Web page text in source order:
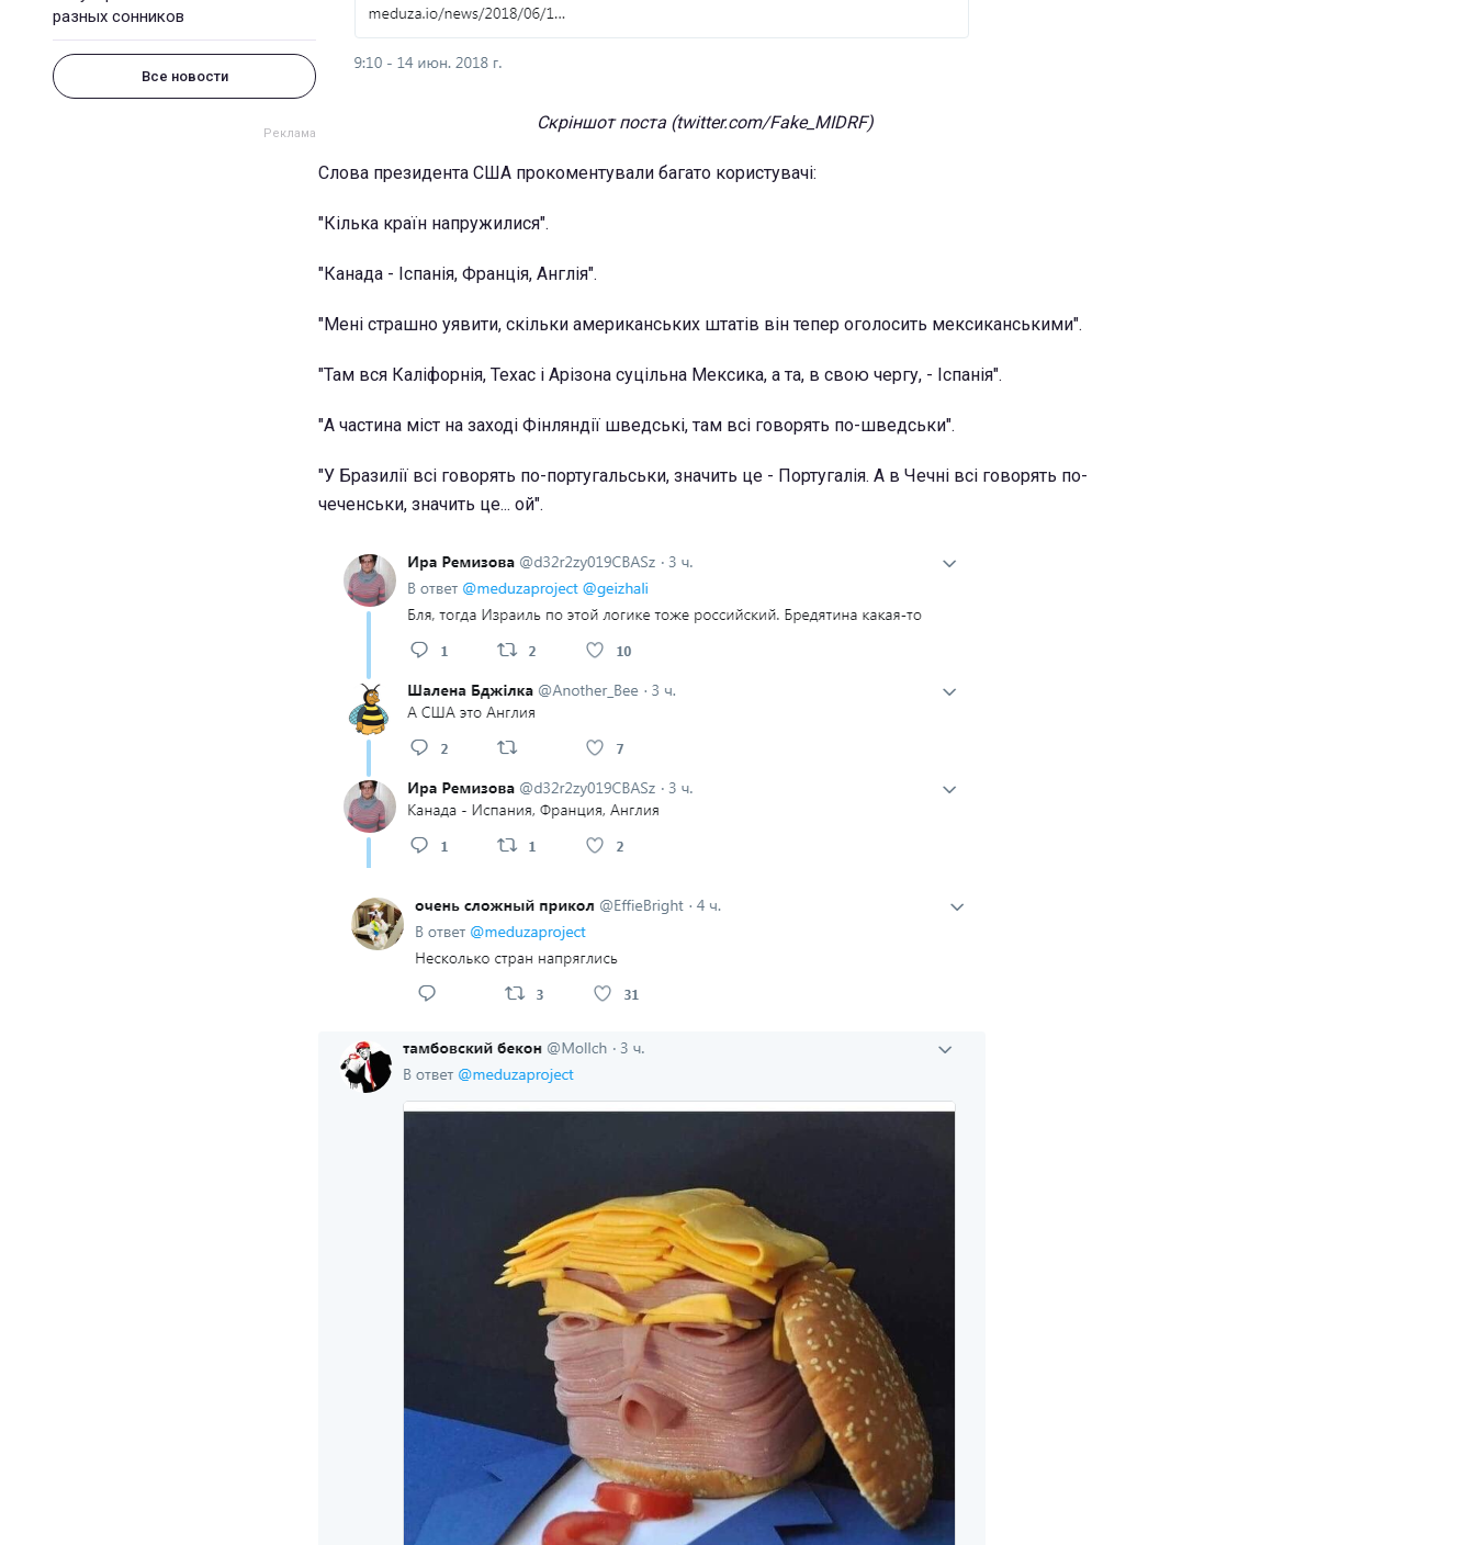
разных сонников
Все новости
Скріншот поста (twitter.com/Fake_MIDRF)
Слова президента США прокоментували багато користувачі:
"Кілька країн напружилися".
"Канада - Іспанія, Франція, Англія".
"Мені страшно уявити, скільки американських штатів він тепер оголосить мексиканськими".
"Там вся Каліфорнія, Техас і Арізона суцільна Мексика, а та, в свою чергу, - Іспанія".
"А частина міст на заході Фінляндії шведські, там всі говорять по-шведськи".
"У Бразилії всі говорять по-португальськи, значить це - Португалія. А в Чечні всі говорять по-
чеченськи, значить це... ой".